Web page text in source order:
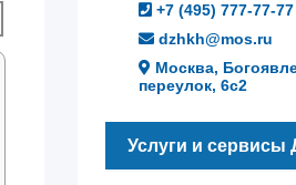
+7 (495) 777-77-77
dzhkh@mos.ru
Москва,
переулок, 6с2
Услуги и сервисы